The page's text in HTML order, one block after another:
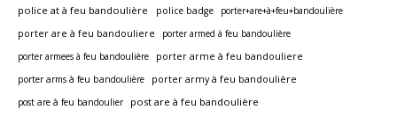
police at à feu bandoulière police badge
porter+are+à+feu+bandoulière
porter are à feu bandouliere
porter armed à feu bandoulière
porter armees à feu bandoulière
porter arme à feu bandouliere
porter arms à feu bandoulière
porter army à feu bandoulière
post are à feu bandoulier post are à feu bandoulière